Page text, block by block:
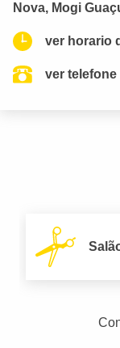
Nova, Mogi
ver horario
ver telefone